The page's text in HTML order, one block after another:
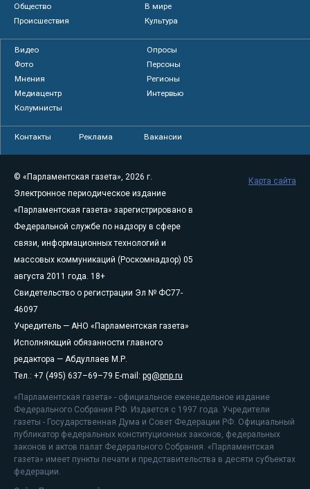
Общество
В мире
Происшествия
Культура
Видео
Опросы
Фото
Персоны
Мнения
Регионы
Медиацентр
Интервью
Колумнисты
Контакты Реклама Вакансии
© «Парламентская газета», 2026 г.
Электронное периодическое издание
«Парламентская газета» зарегистрировано в
Федеральной службе по надзору в сфере
связи, информационных технологий и
массовых коммуникаций (Роскомнадзор) 05
августа 2011 года. 18+
Свидетельство о регистрации Эл № ФС77-
46097
Учредитель — АНО «Парламентская газета»
Исполняющий обязанности главного
редактора — Абдуллаев М.Р.
Тел.: +7 (495) 637–69–79 E-mail: pg@pnp.ru
«Парламентская газета» - официальное еженедельное издание
Федерального Собрания РФ. Издается с 1997 года. Учредители
газеты - Государственная Дума и Совет Федерации РФ. Официальный
публикатор федеральных конституционных законов, федеральных
законов и актов палат Федерального Собрания. «Парламентская
газета» имеет пункты печати и представительства в десяти субъектах
федерации.
Карта сайта